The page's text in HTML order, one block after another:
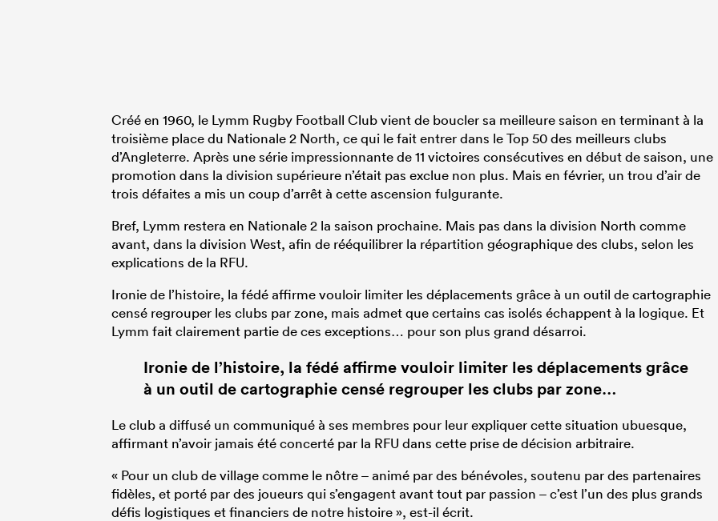
Créé en 1960, le Lymm Rugby Football Club vient de boucler sa meilleure saison en terminant à la
troisième place du Nationale 2 North, ce qui le fait entrer dans le Top 50 des meilleurs clubs
d’Angleterre. Après une série impressionnante de 11 victoires consécutives en début de saison, une
promotion dans la division supérieure n’était pas exclue non plus. Mais en février, un trou d’air de
trois défaites a mis un coup d’arrêt à cette ascension fulgurante.
Bref, Lymm restera en Nationale 2 la saison prochaine. Mais pas dans la division North comme
avant, dans la division West, afin de rééquilibrer la répartition géographique des clubs, selon les
explications de la RFU.
Ironie de l’histoire, la fédé affirme vouloir limiter les déplacements grâce à un outil de cartographie
censé regrouper les clubs par zone, mais admet que certains cas isolés échappent à la logique. Et
Lymm fait clairement partie de ces exceptions… pour son plus grand désarroi.
Ironie de l’histoire, la fédé affirme vouloir limiter les déplacements grâce
à un outil de cartographie censé regrouper les clubs par zone…
Le club a diffusé un communiqué à ses membres pour leur expliquer cette situation ubuesque,
affirmant n’avoir jamais été concerté par la RFU dans cette prise de décision arbitraire.
« Pour un club de village comme le nôtre – animé par des bénévoles, soutenu par des partenaires
fidèles, et porté par des joueurs qui s’engagent avant tout par passion – c’est l’un des plus grands
défis logistiques et financiers de notre histoire », est-il écrit.